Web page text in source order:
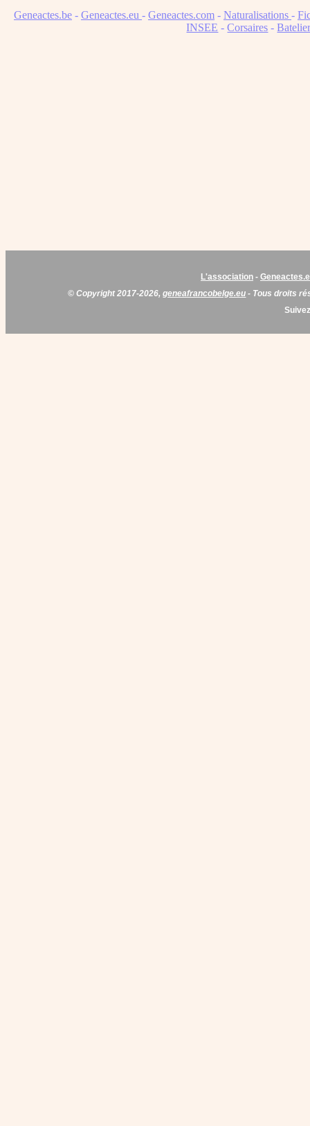
Geneactes.be - Geneactes.eu - Geneactes.com - Naturalisations -
INSEE -Corsaires -
L'association -
© Copyright 2017-2026,geneafrancobelge.eu - Tous droits